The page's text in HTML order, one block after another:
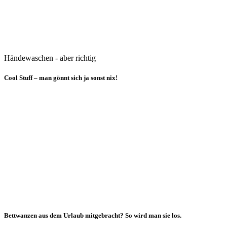
Händewaschen - aber richtig
Cool Stuff – man gönnt sich ja sonst nix!
Bettwanzen aus dem Urlaub mitgebracht? So wird man sie los.